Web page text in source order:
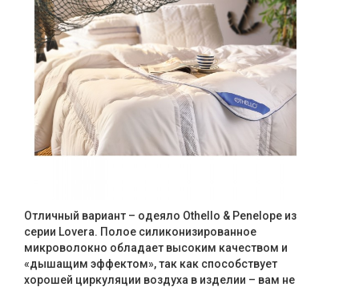
Отличный вариант – одеяло Othello & Penelope из
серии Lovera. Полое силиконизированное
микроволокно обладает высоким качеством и
«дышащим эффектом», так как способствует
хорошей циркуляции воздуха в изделии – вам не